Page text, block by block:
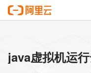
java虚拟机运